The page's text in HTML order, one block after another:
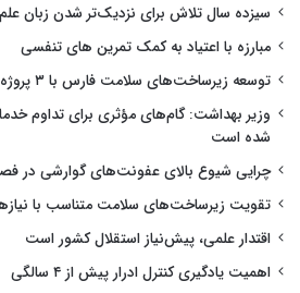
سیزده سال تلاش برای نزدیک‌تر شدن زبان
مبارزه با اعتیاد به کمک تمرین های تنفسی
توسعه زیرساخت‌های سلامت فارس با ۳ پروژه شتاب گرفت
وزیر بهداشت: گام‌های مؤثری برای تداوم
شده است
چرایی شیوع بالای عفونت‌های گوارشی در
تقویت زیرساخت‌های سلامت متناسب با
اقتدار علمی، پیش‌نیاز استقلال کشور است
اهمیت یادگیری کنترل ادرار پیش از ۴ سالگی